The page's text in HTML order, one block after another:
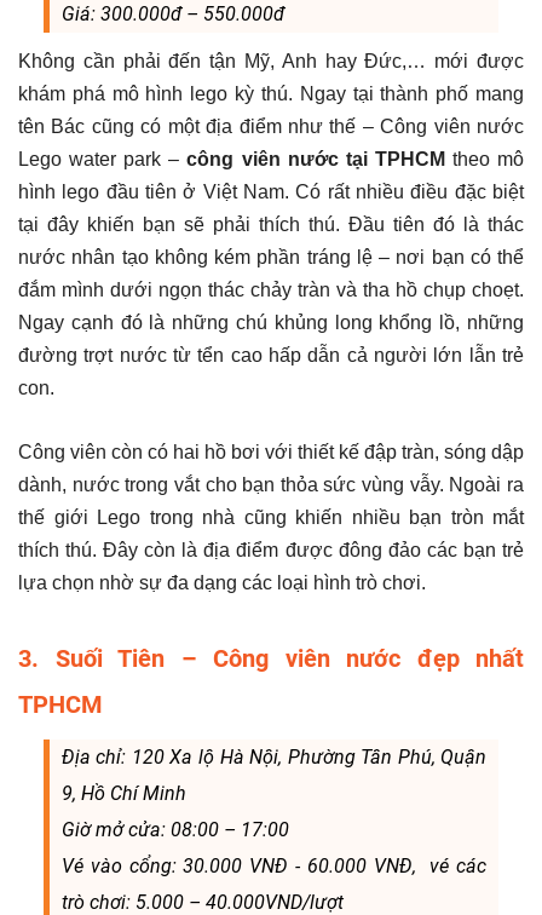
Giá: 300.000đ – 550.000đ
Không cần phải đến tận Mỹ, Anh hay Đức,… mới được
khám phá mô hình lego kỳ thú. Ngay tại thành phố mang
tên Bác cũng có một địa điểm như thế – Công viên nước
Lego water park –công viên nước tại TPHCM theo mô
hình lego đầu tiên ở Việt Nam. Có rất nhiều điều đặc biệt
tại đây khiến bạn sẽ phải thích thú. Đầu tiên đó là thác
nước nhân tạo không kém phần tráng lệ – nơi bạn có thể
đắm mình dưới ngọn thác chảy tràn và tha hồ chụp choẹt.
Ngay cạnh đó là những chú khủng long khổng lồ, những
đường trợt nước từ tển cao hấp dẫn cả người lớn lẫn trẻ
con.
Công viên còn có hai hồ bơi với thiết kế đập tràn, sóng dập
dành, nước trong vắt cho bạn thỏa sức vùng vẫy. Ngoài ra
thế giới Lego trong nhà cũng khiến nhiều bạn tròn mắt
thích thú. Đây còn là địa điểm được đông đảo các bạn trẻ
lựa chọn nhờ sự đa dạng các loại hình trò chơi.
3. Suối Tiên – Công viên nước đẹp nhất
TPHCM
Địa chỉ: 120 Xa lộ Hà Nội, Phường Tân Phú, Quận
9, Hồ Chí Minh
Giờ mở cửa: 08:00 – 17:00
Vé vào cổng: 30.000 VNĐ - 60.000 VNĐ, vé các
trò chơi: 5.000 – 40.000VND/lượt